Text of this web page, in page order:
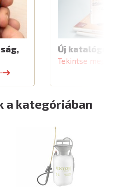
Új katalógus
Tekintse meg a
a kategóriában